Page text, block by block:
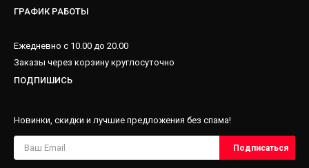
ГРАФИК РАБОТЫ
Ежедневно с 10.00 до 20.00
Заказы через корзину круглосуточно
ПОДПИШИСЬ
Новинки, скидки и лучшие предложения без спама!